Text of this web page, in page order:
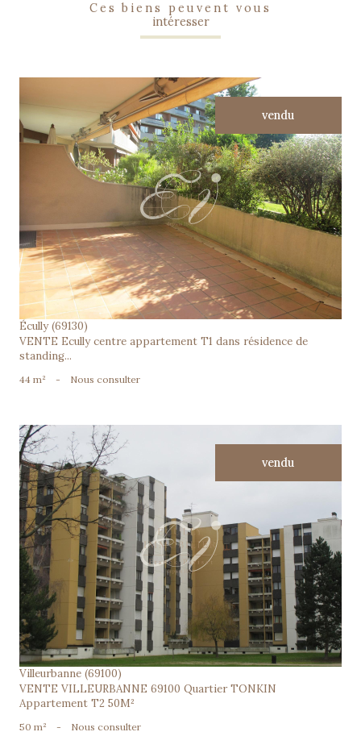
ces biens peuvent vous
intéresser
vendu
voir le bien
Écully (69130)
VENTE Ecully centre appartement T1 dans résidence de
standing...
44 m² - Nous consulter
vendu
voir le bien
Villeurbanne (69100)
VENTE VILLEURBANNE 69100 Quartier TONKIN
Appartement T2 50M²
50 m² - Nous consulter